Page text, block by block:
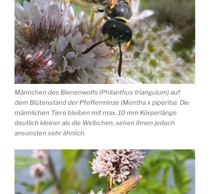
Männchen des Bienenwolfs (Philanthus triangulum) auf
dem Blütenstand der Pfefferminze (Mentha x piperita). Die
männlichen Tiere bleiben mit max. 10 mm Körperlänge
deutlich kleiner als die Weibchen, sehen ihnen jedoch
ansonsten sehr ähnlich.